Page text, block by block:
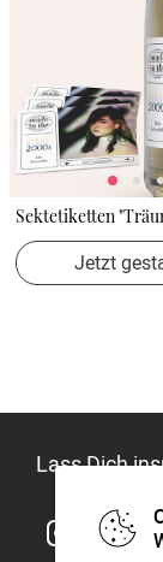
Sektetiketten
Jetzt
Lass Dich